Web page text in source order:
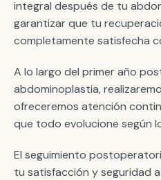
integral después de tu
garantizar que tu
completamente satisfecha
A lo largo del primer año
abdominoplastia,
ofreceremos atención
que todo evolucione según
El seguimiento
tu satisfacción y seguridad